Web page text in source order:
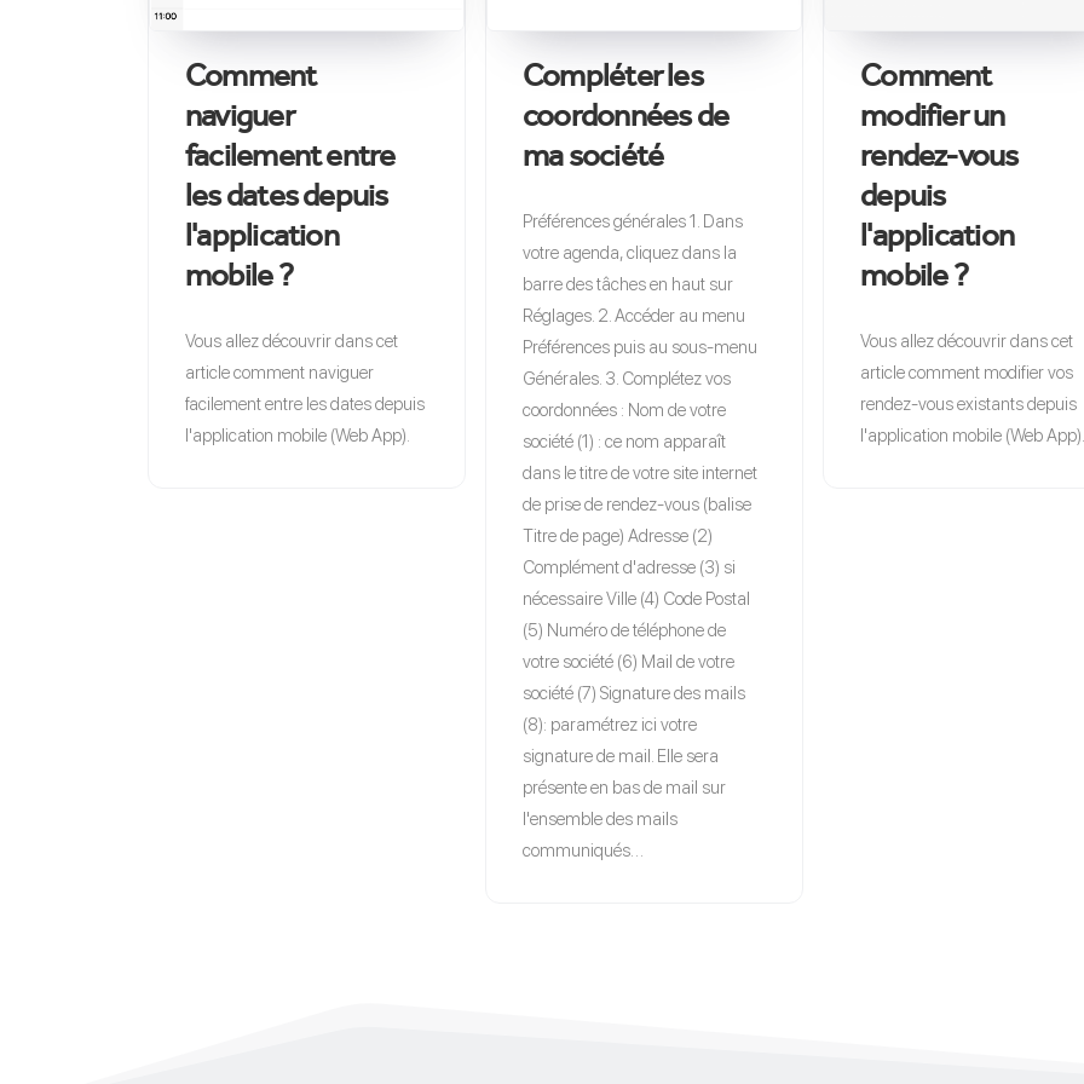
Comment
naviguer
facilement entre
les dates depuis
l'application
mobile ?
Vous allez découvrir dans cet
article comment naviguer
facilement entre les dates depuis
l'application mobile (Web App).
Compléter les
coordonnées de
ma société
Préférences générales 1. Dans
votre agenda, cliquez dans la
barre des tâches en haut sur
Réglages. 2. Accéder au menu
Préférences puis au sous-menu
Générales. 3. Complétez vos
coordonnées : Nom de votre
société (1) : ce nom apparaît
dans le titre de votre site internet
de prise de rendez-vous (balise
Titre de page) Adresse (2)
Complément d'adresse (3) si
nécessaire Ville (4) Code Postal
(5) Numéro de téléphone de
votre société (6) Mail de votre
société (7) Signature des mails
(8): paramétrez ici votre
signature de mail. Elle sera
présente en bas de mail sur
l'ensemble des mails
communiqués…
Comment
modifier un
rendez-vous
depuis
l'application
mobile ?
Vous allez découvrir dans cet
article comment modifier vos
rendez-vous existants depuis
l'application mobile (Web